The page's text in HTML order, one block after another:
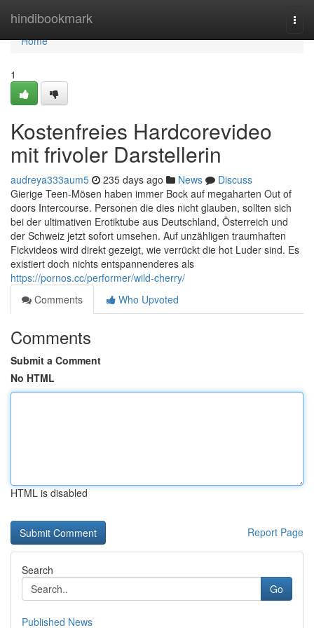
hindibookmark
Home
Home
1
Kostenfreies Hardcorevideo
mit frivoler Darstellerin
audreya333aum5 235 days ago News
Discuss
Gierige Teen-Mösen haben immer Bock auf megaharten Out of
doors Intercourse. Personen die dies nicht glauben, sollten sich
bei der ultimativen Erotiktube aus Deutschland, Österreich und
der Schweiz jetzt sofort umsehen. Auf unzähligen traumhaften
Fickvideos wird direkt gezeigt, wie verrückt die hot Luder sind. Es
existiert doch nichts entspannenderes als
https://pornos.cc/performer/wild-cherry/
Comments
Who Upvoted
Comments
Submit a Comment
No HTML
HTML is disabled
Report Page
Search
Go
Published News